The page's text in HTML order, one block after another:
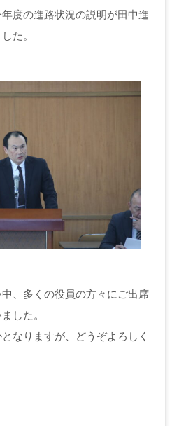
度の進路状況の説明が田中進
た。
、多くの役員の方々にご出席
した。
なりますが、どうぞよろしく